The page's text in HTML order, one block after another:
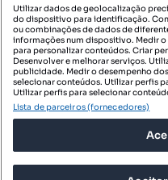
Utilizar dados de geolocalização
do dispositivo para identificação.
ou combinações de dados de
informações num dispositivo. Medir
para personalizar conteúdos. Criar
Desenvolver e melhorar serviços.
publicidade. Medir o desempenho
selecionar conteúdos. Utilizar perfis
Utilizar perfis para selecionar
Lista de parceiros (fornecedores)